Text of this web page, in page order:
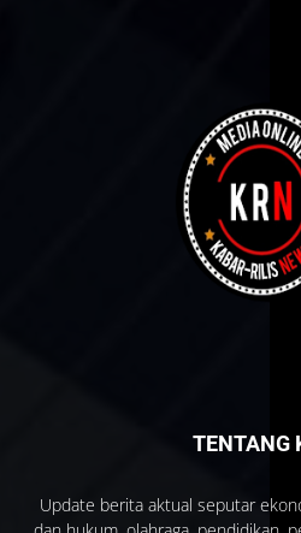
TENTANG
Update berita aktual seputar